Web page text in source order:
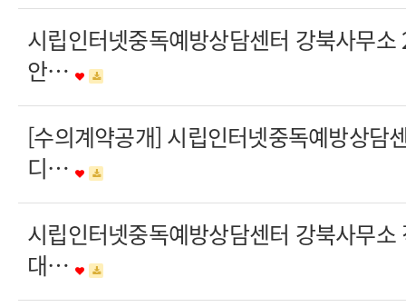
시립인터넷중독예방상담센터 강북사무
안…
[수의계약공개] 시립인터넷중독예방상담
디…
시립인터넷중독예방상담센터 강북사무소
대…